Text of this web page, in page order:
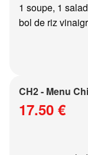
1 soupe, 1
bol de riz
CH2 - Menu
17.50 €